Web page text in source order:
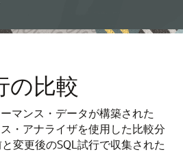
の比較
マンス・データが構築された
・アナライザを使用した比較分
変更後のSQL試行で収集された